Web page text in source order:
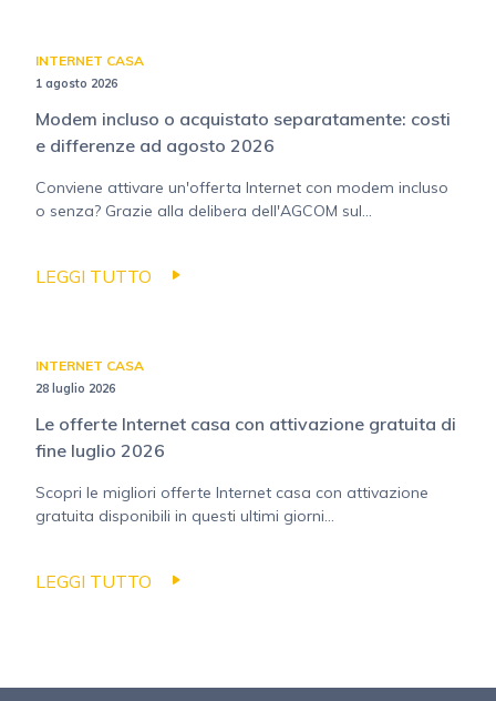
INTERNET CASA
1 agosto 2026
Modem incluso o acquistato separatamente: costi
e differenze ad agosto 2026
Conviene attivare un'offerta Internet con modem incluso
o senza? Grazie alla delibera dell'AGCOM sul...
LEGGI TUTTO
INTERNET CASA
28 luglio 2026
Le offerte Internet casa con attivazione gratuita di
fine luglio 2026
Scopri le migliori offerte Internet casa con attivazione
gratuita disponibili in questi ultimi giorni...
LEGGI TUTTO